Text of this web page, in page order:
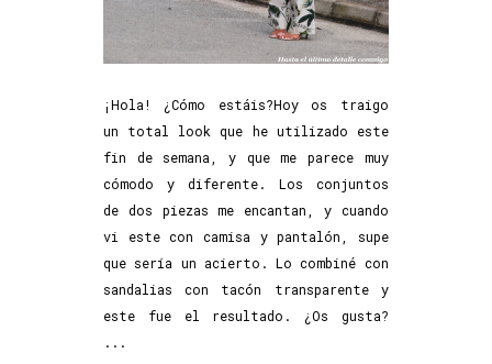
¡Hola! ¿Cómo estáis?Hoy os traigo
un total look que he utilizado este
fin de semana, y que me parece muy
cómodo y diferente. Los conjuntos
de dos piezas me encantan, y cuando
vi este con camisa y pantalón, supe
que sería un acierto. Lo combiné con
sandalias con tacón transparente y
este fue el resultado. ¿Os gusta?
...